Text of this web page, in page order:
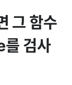
그 함수
검사